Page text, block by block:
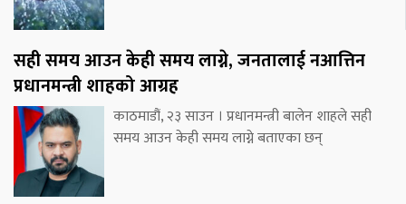
सही समय आउन केही समय लाग्ने, जनतालाई नआत्तिन
प्रधानमन्त्री शाहको आग्रह
काठमाडौं, २३ साउन । प्रधानमन्त्री बालेन शाहले सही
समय आउन केही समय लाग्ने बताएका छन्